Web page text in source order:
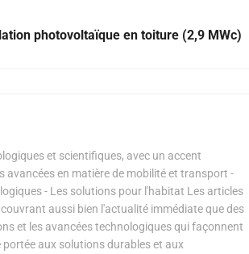
photovoltaïque en toiture (2,9 MWc)
et scientifiques, avec un accent
avancées en matière de mobilité et transport -
- Les solutions pour l'habitat Les articles
aussi bien l'actualité immédiate que des
et les avancées technologiques qui façonnent
aux solutions durables et aux